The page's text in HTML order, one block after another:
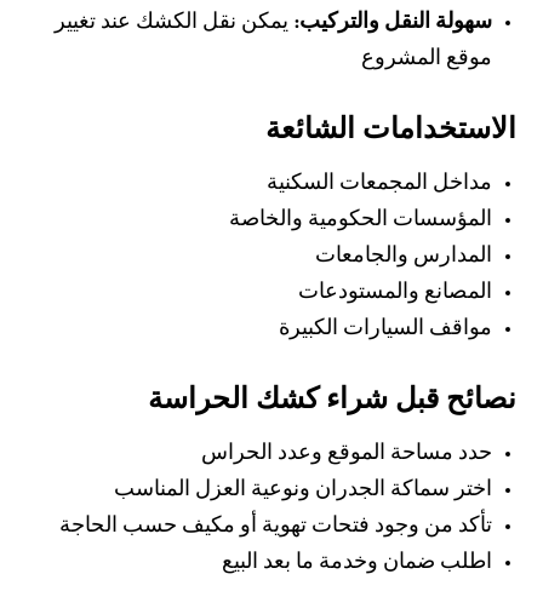
سهولة النقل والتركيب: يمكن نقل الكشك عند تغيير
موقع المشروع
الاستخدامات الشائعة
مداخل المجمعات السكنية
المؤسسات الحكومية والخاصة
المدارس والجامعات
المصانع والمستودعات
مواقف السيارات الكبيرة
نصائح قبل شراء كشك الحراسة
حدد مساحة الموقع وعدد الحراس
اختر سماكة الجدران ونوعية العزل المناسب
تأكد من وجود فتحات تهوية أو مكيف حسب الحاجة
اطلب ضمان وخدمة ما بعد البيع